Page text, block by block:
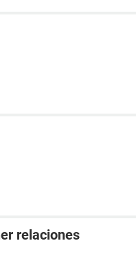
relaciones